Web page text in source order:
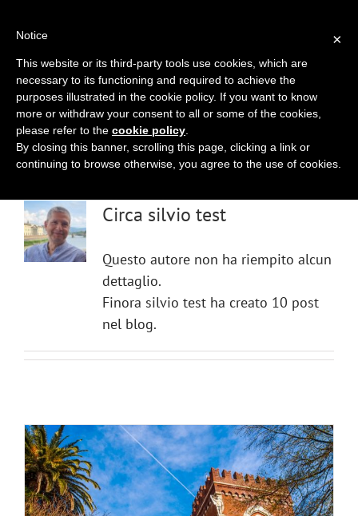
inveniadmin
Circa silvio test
Questo autore non ha riempito alcun
dettaglio.
Finora silvio test ha creato 10 post
nel blog.
×
Notice
This website or its third-party tools use cookies, which are
necessary to its functioning and required to achieve the
purposes illustrated in the cookie policy. If you want to know
more or withdraw your consent to all or some of the cookies,
please refer to the cookie policy
By closing this banner, scrolling this page, clicking a link or
continuing to browse otherwise, you agree to the use of cookies.